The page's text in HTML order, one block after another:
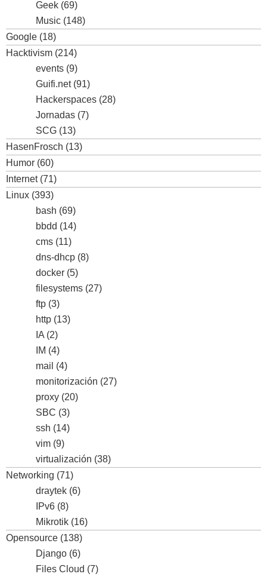
Geek (69)
Music (148)
Google (18)
Hacktivism (214)
events (9)
Guifi.net(91)
Hackerspaces (28)
Jornadas (7)
SCG (13)
HasenFrosch (13)
Humor (60)
Internet(71)
Linux (393)
bash (69)
bbdd (14)
cms (11)
dns-dhcp (8)
docker (5)
filesystems (27)
ftp (3)
http (13)
IA (2)
IM (4)
mail (4)
monitorización (27)
proxy (20)
SBC (3)
ssh (14)
vim (9)
virtualización (38)
Networking (71)
draytek (6)
IPv6 (8)
Mikrotik (16)
Opensource (138)
Django (6)
Files Cloud (7)